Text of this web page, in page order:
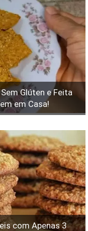
Glúten e Feita
em Casa!
com Apenas 3